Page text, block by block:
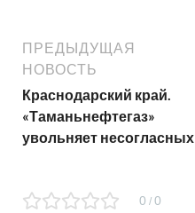
ПРЕДЫДУЩАЯ
НОВОСТЬ
Краснодарский край.
«Таманьнефтегаз»
увольняет несогласных
0 / 0